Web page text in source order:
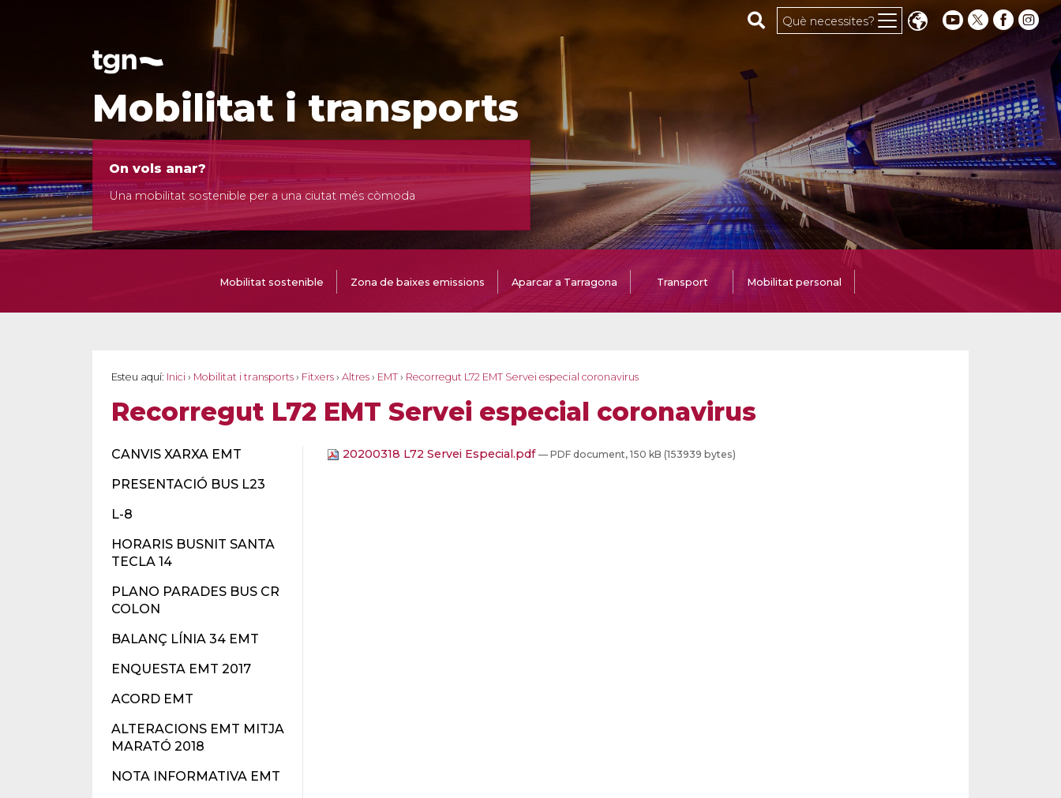
Cerca al web
Què necessites?
Mobilitat i transports
On vols anar?
Una mobilitat sostenible per a una ciutat més còmoda
Mobilitat sostenible Zona de baixes emissions Aparcar a Tarragona Transport Mobilitat personal
Esteu aquí: Inici › Mobilitat i transports › Fitxers › Altres › EMT › Recorregut L72 EMT Servei especial coronavirus
Recorregut L72 EMT Servei especial coronavirus
CANVIS XARXA EMT
PRESENTACIÓ BUS L23
L-8
HORARIS BUSNIT SANTA
TECLA 14
PLANO PARADES BUS CR
COLON
BALANÇ LÍNIA 34 EMT
ENQUESTA EMT 2017
ACORD EMT
ALTERACIONS EMT MITJA
MARATÓ 2018
NOTA INFORMATIVA EMT
20200318 L72 Servei Especial.pdf — PDF document, 150 kB (153939 bytes)